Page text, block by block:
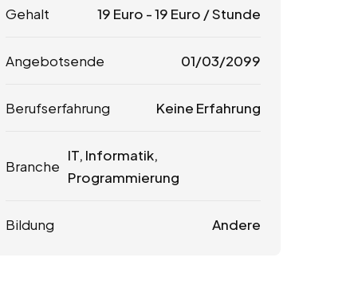
Gehalt 19 Euro -19 Euro / Stunde
Angebotsende 01/03/2099
Berufserfahrung Keine Erfahrung
Branche
IT, Informatik,
Programmierung
Bildung Andere